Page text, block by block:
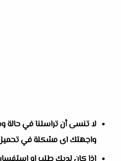
لا تنسى أن تراسلنا في حالة
واجهتك اى مشكلة في